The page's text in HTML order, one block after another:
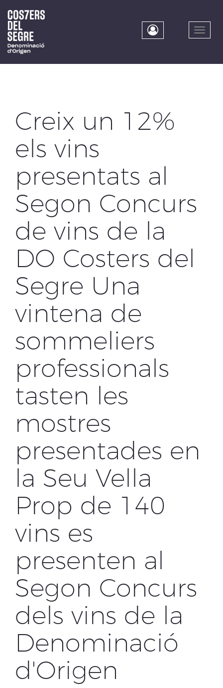
main
content
Toggle
Creix un 12%
els vins
presentats al
Segon Concurs
de vins de la
DO Costers del
Segre Una
vintena de
sommeliers
professionals
tasten les
mostres
presentades en
la Seu Vella
Prop de 140
vins es
presenten al
Segon Concurs
dels vins de la
Denominació
d'Origen